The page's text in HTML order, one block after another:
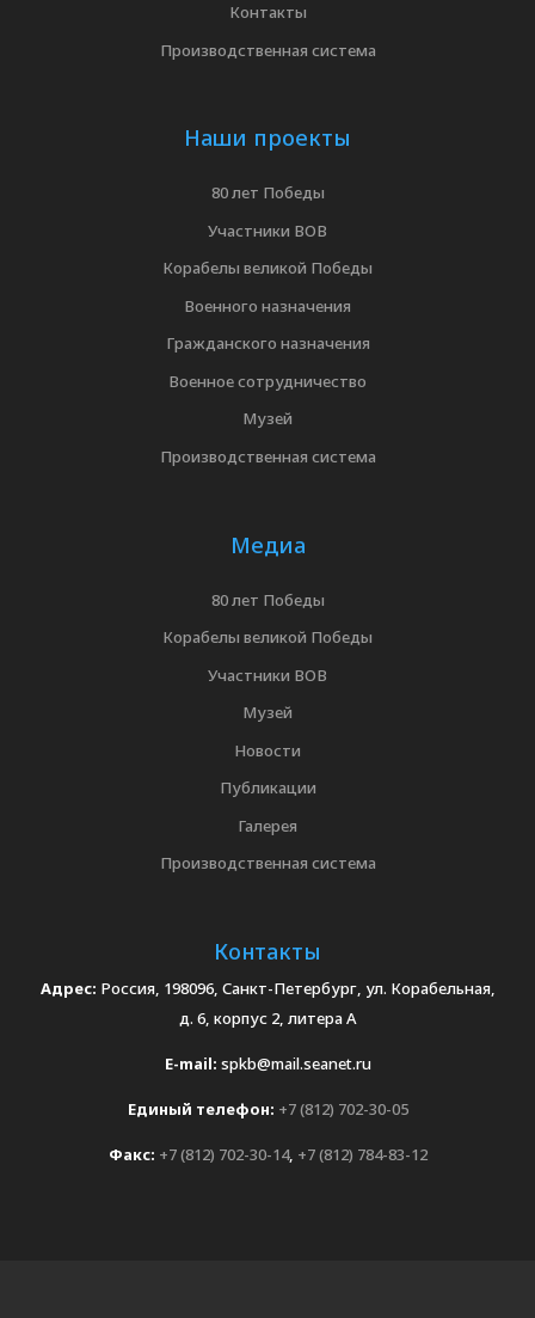
Контакты
Производственная система
Наши проекты
80 лет Победы
Участники ВОВ
Корабелы великой Победы
Военного назначения
Гражданского назначения
Военное сотрудничество
Музей
Производственная система
Медиа
80 лет Победы
Корабелы великой Победы
Участники ВОВ
Музей
Новости
Публикации
Галерея
Производственная система
Контакты
Адрес: Россия, 198096, Санкт-Петербург, ул. Корабельная,
д. 6, корпус 2, литера А
E-mail: spkb@mail.seanet.ru
Единый телефон: +7 (812) 702-30-05
Факс: +7 (812) 702-30-14, +7 (812) 784-83-12